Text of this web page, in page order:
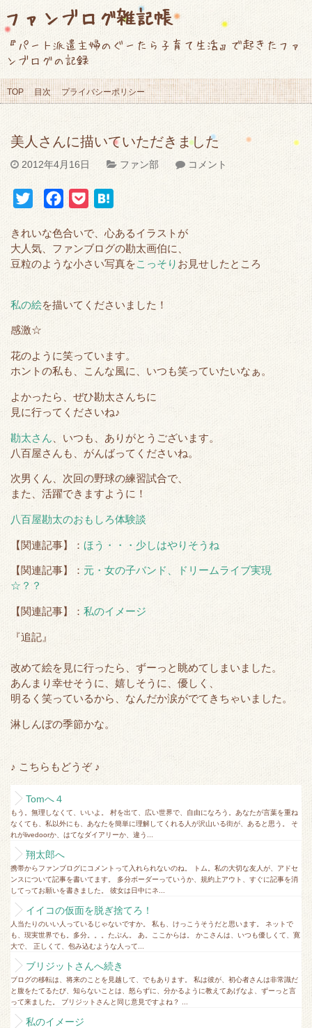
ファンブログ雑記帳
『パート派遣主婦のぐーたら子育て生活』で起きたファ
ンブログの記録
TOP 目次 プライバシーポリシー
美人さんに描いていただきました
2012年4月16日 ファン部 コメント
i
t
c
e
c
t
e
きれいな色合いで、心あるイラストが
大人気、ファンブログの勘太画伯に、
豆粒のような小さい写真をこっそり お見せしたところ
私の絵を描いてくださいました！
感激☆
花のように笑っています。
ホントの私も、こんな風に、いつも笑っていたいなぁ。
よかったら、ぜひ勘太さんちに
見に行ってくださいね♪
勘太さん 、いつも、ありがとうございます。
八百屋さんも、がんばってくださいね。
次男くん、次回の野球の練習試合で、
また、活躍できますように！
八百屋勘太のおもしろ体験談
【関連記事】： ほう・・・少しはやりそうね
【関連記事】： 元・女の子バンド、ドリームライブ実現
☆？？
【関連記事】： 私のイメージ
『追記』
改めて絵を見に行ったら、ずーっと眺めてしまいました。
あんまり幸せそうに、嬉しそうに、優しく、
明るく笑っているから、なんだか涙がでてきちゃいました。
淋しんぼの季節かな。
♪ こちらもどうぞ ♪
Tomへ４
もう。無理しなくて、いいよ。 村を出て、広い世界で、自由になろう。あなたが言葉を重ね
なくても、私以外にも、あなたを簡単に理解してくれる人が沢山いる街が、あると思う。 そ
れがlivedoorか、はてなダイアリーか、違う...
翔太郎へ
携帯からファンブログにコメントって入れられないのね。 トム。私の大切な友人が、アドセ
ンスについて記事を書いてます。 多分ボーダーっていうか、規約上アウト、すぐに記事を消
してってお願いを書きました。 彼女は日中にネ...
イイコの仮面を脱ぎ捨てろ！
人当たりのいい人っているじゃないですか。 私も、けっこうそうだと思います。 ネットで
も、現実世界でも。多分。。。たぶん。 あ。ここからは。 かこさんは、いつも優しくて、寛
大で、 正しくて、包み込むような人って...
ブリジットさんへ続き
ブログの移転は、将来のことを見越して、でもあります。 私は彼が、初心者さんは非常識だ
と腹をたてるたび、知らないことは、怒らずに、分かるように教えてあげなよ、ずーっと言
って来ました。 ブリジットさんと同じ意見ですよね？ ...
私のイメージ